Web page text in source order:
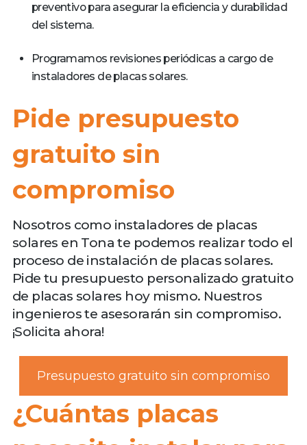
preventivo para asegurar la eficiencia y durabilidad
del sistema.
Programamos revisiones periódicas a cargo de
instaladores de placas solares.
Pide presupuesto
gratuito sin
compromiso
Nosotros como instaladores de placas
solares en Tona te podemos realizar todo el
proceso de instalación de placas solares.
Pide tu presupuesto personalizado gratuito
de placas solares hoy mismo. Nuestros
ingenieros te asesorarán sin compromiso.
¡Solicita ahora!
Presupuesto gratuito sin compromiso
¿Cuántas placas